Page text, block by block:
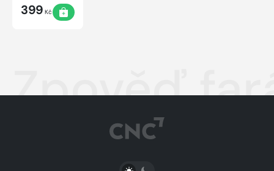
399 Kč
Zpověď
PŘEPNOUT SVĚTLÝ/TMAVÝ REŽIM